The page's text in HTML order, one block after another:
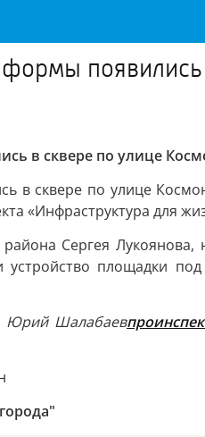
в сквере по улице
в сквере по улице
«Инфраструктура для
Сергея Лукоянова,
площадки под
Юрий Шалабаев